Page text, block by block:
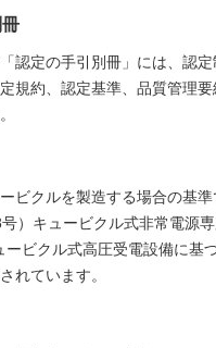
認定の手引別冊」には、認
規約、認定基準、品質管理
ビクルを製造する場合の基
）キュービクル式非常電源
ービクル式高圧受電設備に基
れています。